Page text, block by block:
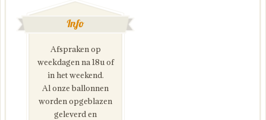
Info
Afspraken op
weekdagen na 18u of
in het weekend.
Al onze ballonnen
worden opgeblazen
geleverd en